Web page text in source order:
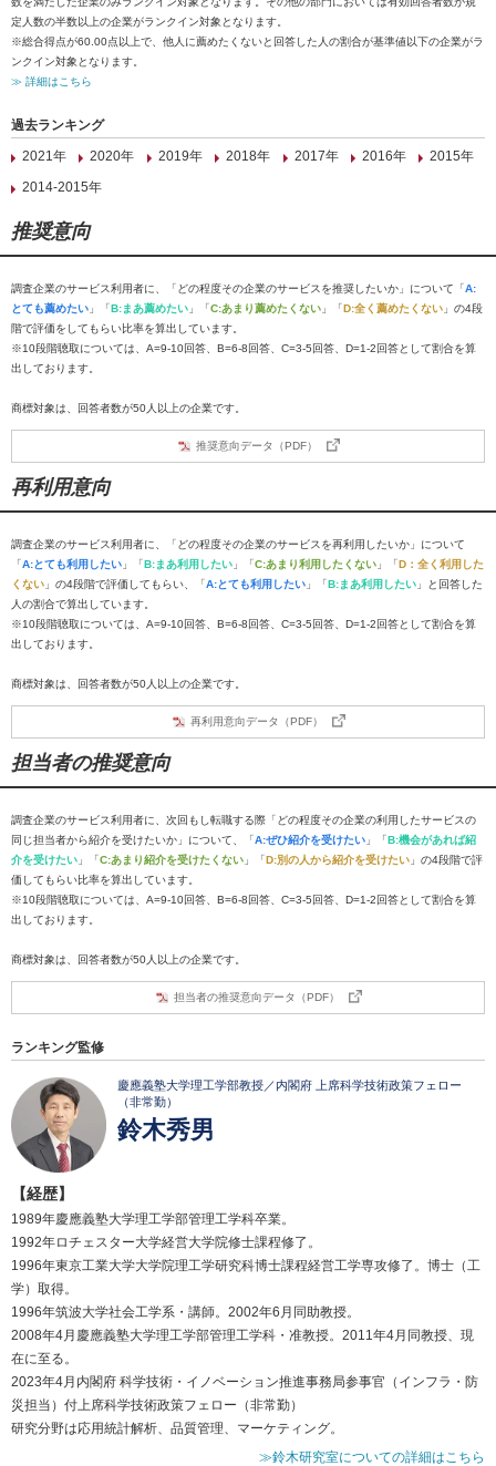
定人数の半数以上の企業がランクイン対象となります。
※総合得点が60.00点以上で、他人に薦めたくないと回答した人の割合が基準値以下の企業がラ
ンクイン対象となります。
≫ 詳細はこちら
過去ランキング
2021年
2020年 2019年 2018年 2017年 2016年
2015年
2014-2015年
推奨意向
調査企業のサービス利用者に、「どの程度その企業のサービスを推奨したいか」について「A:
とても薦めたい 」「B:まあ薦めたい 」「C:あまり薦めたくない 」「D:全く薦めたくない 」の4段
階で評価をしてもらい比率を算出しています。
※10段階聴取については、A=9-10回答、B=6-8回答、C=3-5回答、D=1-2回答として割合を算
出しております。
商標対象は、回答者数が50人以上の企業です。
推奨意向データ（PDF）
再利用意向
調査企業のサービス利用者に、「どの程度その企業のサービスを再利用したいか」について
「A:とても利用したい 」「B:まあ利用したい 」「C:あまり利用したくない 」「D：全く利用した
くない 」の4段階で評価してもらい、「A:とても利用したい 」「B:まあ利用したい 」と回答した
人の割合で算出しています。
※10段階聴取については、A=9-10回答、B=6-8回答、C=3-5回答、D=1-2回答として割合を算
出しております。
商標対象は、回答者数が50人以上の企業です。
再利用意向データ（PDF）
担当者の推奨意向
調査企業のサービス利用者に、次回もし転職する際「どの程度その企業の利用したサービスの
同じ担当者から紹介を受けたいか」について、「A:ぜひ紹介を受けたい 」「B:機会があれば紹
介を受けたい 」「C:あまり紹介を受けたくない 」「D:別の人から紹介を受けたい 」の4段階で評
価してもらい比率を算出しています。
※10段階聴取については、A=9-10回答、B=6-8回答、C=3-5回答、D=1-2回答として割合を算
出しております。
商標対象は、回答者数が50人以上の企業です。
担当者の推奨意向データ（PDF）
ランキング監修
慶應義塾大学理工学部教授／内閣府 上席科学技術政策フェロー
（非常勤）
鈴木秀男
【経歴】
1989年慶應義塾大学理工学部管理工学科卒業。
1992年ロチェスター大学経営大学院修士課程修了。
1996年東京工業大学大学院理工学研究科博士課程経営工学専攻修了。博士（工
学）取得。
1996年筑波大学社会工学系・講師。2002年6月同助教授。
2008年4月慶應義塾大学理工学部管理工学科・准教授。2011年4月同教授、現
在に至る。
2023年4月内閣府 科学技術・イノベーション推進事務局参事官（インフラ・防
災担当）付上席科学技術政策フェロー（非常勤）
研究分野は応用統計解析、品質管理、マーケティング。
≫鈴木研究室についての詳細はこちら